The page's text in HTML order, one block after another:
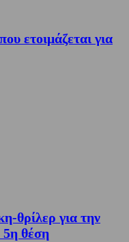
ετοιμάζεται για
θρίλερ για την
θέση